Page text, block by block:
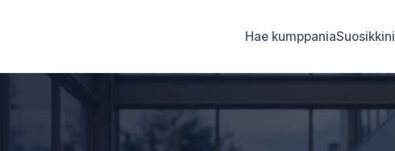
Hae kumppaniaSuosikkini